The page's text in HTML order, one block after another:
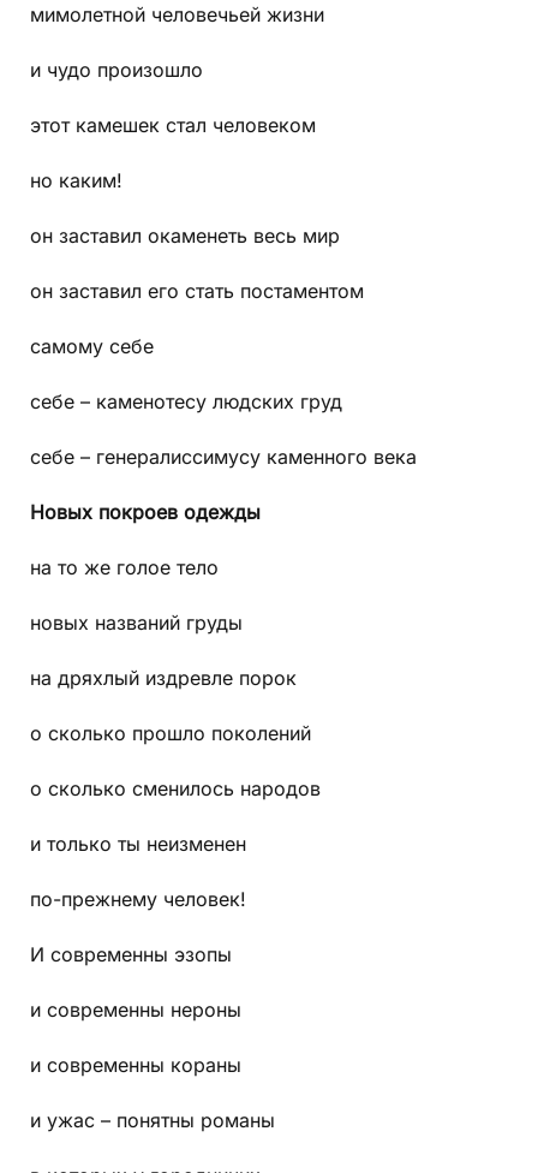
мимолетной человечьей жизни
и чудо произошло
этот камешек стал человеком
но каким!
он заставил окаменеть весь мир
он заставил его стать постаментом
самому себе
себе – каменотесу людских груд
себе – генералиссимусу каменного века
Новых покроев одежды
на то же голое тело
новых названий груды
на дряхлый издревле порок
о сколько прошло поколений
о сколько сменилось народов
и только ты неизменен
по-прежнему человек!
И современны эзопы
и современны нероны
и современны кораны
и ужас – понятны романы